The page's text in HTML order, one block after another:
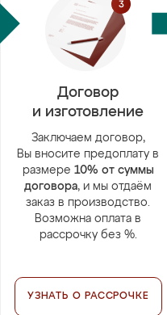
Договор
и изготовление
Заключаем договор,
Вы вносите предоплату в
размере 10% от суммы
договора, и мы отдаём
заказ в производство.
Возможна оплата в
рассрочку без %.
УЗНАТЬ О РАССРОЧКЕ